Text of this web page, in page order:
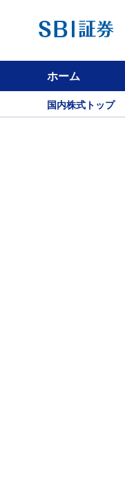
ホーム
国内株式トップ